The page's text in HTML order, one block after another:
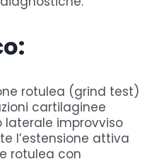
rotulea (grind test)
cartilaginee
improvviso
l’estensione attiva
rotulea con